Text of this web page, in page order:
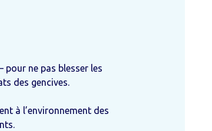
pour ne pas blesser les
des gencives.
à l’environnement des